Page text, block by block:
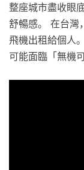
整座城市盡收眼
舒暢感。 在台灣
飛機出租給個人
可能面臨「無機